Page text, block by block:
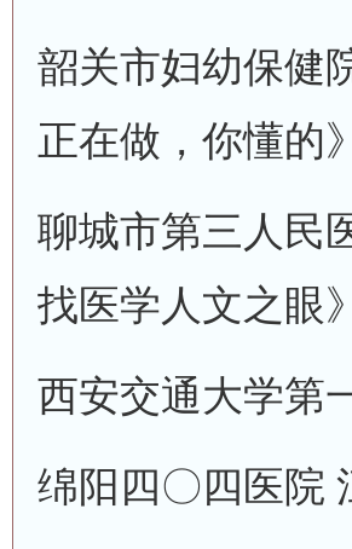
韶关市妇幼保
正在做，你懂的》
聊城市第三人民
找医学人文之眼》
西安交通大学第
绵阳四〇四医院